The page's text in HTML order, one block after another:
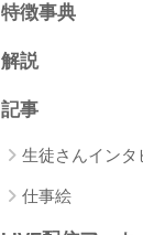
特徴事典
解説
記事
生徒さんインタ
仕事絵